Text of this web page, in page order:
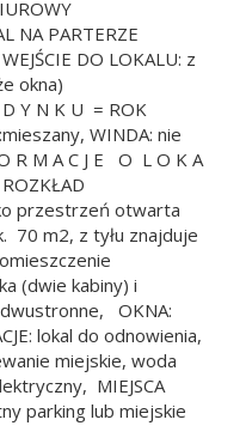
NA PARTERZE
DO LOKALU: z
okna)
Y N K U = ROK
WINDA: nie
R M A C J E O L O K A
przestrzeń otwarta
70 m2, z tyłu znajduje
(dwie kabiny) i
OKNA:
lokal do odnowienia,
miejskie, woda
MIEJSCA
parking lub miejskie